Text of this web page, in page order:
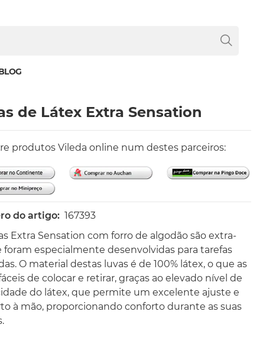
de Látex Extra Sensation
produtos Vileda online num destes parceiros:
do artigo:167393
Extra Sensation com forro de algodão são extra-
foram especialmente desenvolvidas para tarefas
O material destas luvas é de 100% látex, o que as
de colocar e retirar, graças ao elevado nível de
do látex, que permite um excelente ajuste e
à mão, proporcionando conforto durante as suas